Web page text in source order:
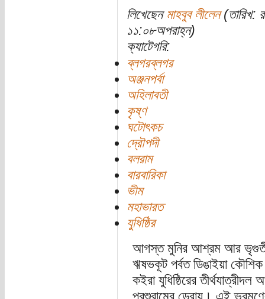
লিখেছেন মাহবুব লীলেন(তারিখ:
১১:০৮অপরাহ্ন)
ক্যাটেগরি:
ব্লগরব্লগর
অঞ্জনপর্বা
অহিলাবতী
কৃষ্ণ
ঘটোৎকচ
দ্রৌপদী
বলরাম
বারবারিকা
ভীম
মহাভারত
যুধিষ্ঠির
আগস্ত মুনির আশ্রম আর ভৃগুতীর্থ
ঋষভকূট পর্বত ডিঙাইয়া কৌশিক
কইরা যুধিষ্ঠিরের